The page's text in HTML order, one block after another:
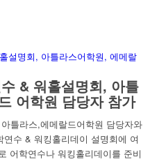
& 워홀설명회, 아틀
어학원 담당자 참가
틀라스,에메랄드어학원 담당자와
수 & 워킹홀리데이 설명회에 여
어학연수나 워킹홀리데이를 준비